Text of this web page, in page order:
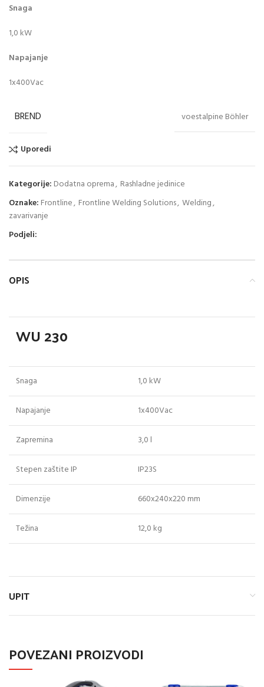
Snaga
1,0 kW
Napajanje
1x400Vac
BREND voestalpine Böhler
Uporedi
Kategorije: Dodatna oprema, Rashladne jedinice
Oznake: Frontline, Frontline Welding Solutions, Welding,
zavarivanje
Podjeli:
OPIS
WU 230
Snaga 1,0 kW
Napajanje 1x400Vac
Zapremina 3,0 l
Stepen zaštite IP IP23S
Dimenzije 660x240x220 mm
Težina 12,0 kg
UPIT
POVEZANI PROIZVODI